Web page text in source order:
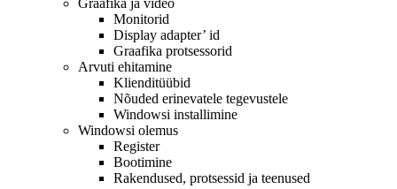
Monitorid
Display adapter’ id
Graafika protsessorid
Arvuti ehitamine
Klienditüübid
Nõuded erinevatele tegevustele
Windowsi installimine
Windowsi olemus
Register
Bootimine
Rakendused, protsessid ja teenused